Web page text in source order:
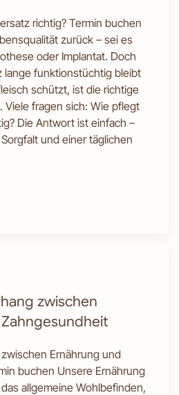
richtig? Termin buchen
zurück – sei es
oder Implantat. Doch
lange funktionstüchtig bleibt
schützt, ist die richtige
Viele fragen sich: Wie pflegt
Die Antwort ist einfach –
und einer täglichen
zwischen
Ernährung und
buchen Unsere Ernährung
allgemeine Wohlbefinden,